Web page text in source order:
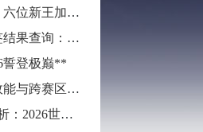
2026世界杯金球奖终极预言：六位新王加冕的宿命轨迹
2026年美加墨世界杯门票抽签结果查询：唯一官方指定24直播网
誓登极巅**
2026三国世界杯：边境通关效能与跨赛区通勤时长预测
基于104起争议判例的实证分析：2026世界杯半自动越位系统触发逻辑与判准精度的优化校准